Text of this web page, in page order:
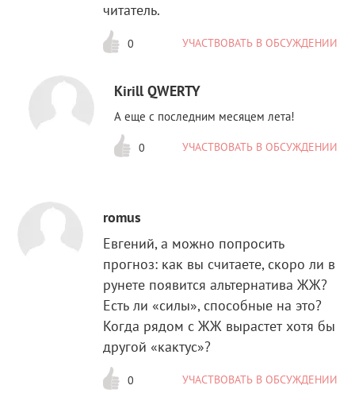
читатель.
0 УЧАСТВОВАТЬ В ОБСУЖДЕНИИ
Kirill QWERTY
А еще с последним месяцем лета!
0 УЧАСТВОВАТЬ В ОБСУЖДЕНИИ
romus
Евгений, а можно попросить
прогноз: как вы считаете, скоро ли в
рунете появится альтернатива ЖЖ?
Есть ли «силы», способные на это?
Когда рядом с ЖЖ вырастет хотя бы
другой «кактус»?
0 УЧАСТВОВАТЬ В ОБСУЖДЕНИИ